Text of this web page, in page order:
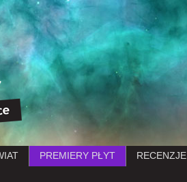
Przejdź do treści
PREMIERY PŁYT RECENZJE